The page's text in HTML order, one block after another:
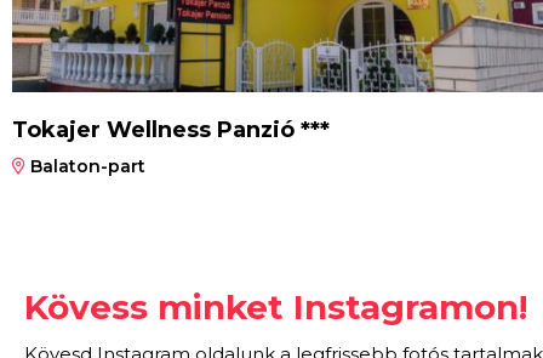
Tokajer Wellness Panzió ***
Balaton-part
Kövess minket Instagramon!